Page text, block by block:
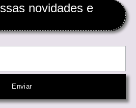
novidades e